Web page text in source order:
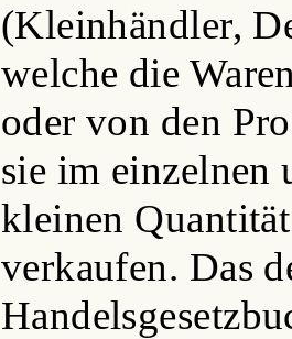
(Kleinhändler,
welche die
oder von den
sie im einzelnen
kleinen
verkaufen. Das